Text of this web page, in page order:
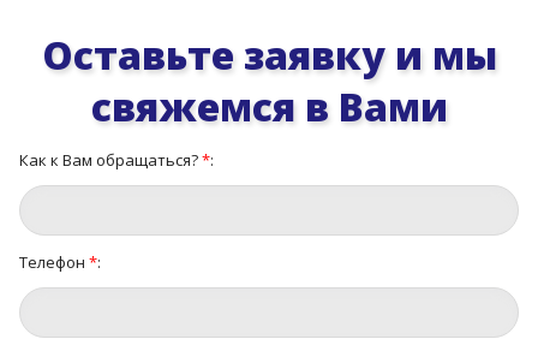
Оставьте заявку и мы
свяжемся в Вами
Как к Вам обращаться?*:
Телефон *: